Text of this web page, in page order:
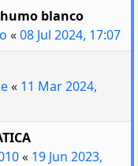
blanco
«08 Jul 2024, 17:07
« 11 Mar 2024,
« 19 Jun 2023,